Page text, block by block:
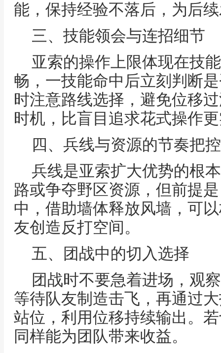
能，保持经验不落后，为后
三、技能领会与连招细节
亚索的操作上限体现在技
畅，一技能命中后立刻判断
时注意路线选择，避免位移
时机，比盲目追求花式操作
四、兵线与资源的节奏把控
兵线是亚索扩大优势的根
路或争夺野区资源，但前提
中，借助墙体释放风墙，可
友创造反打空间。
五、团战中的切入选择
团战时不要急着进场，观
等待队友制造击飞，再通过
站位，利用位移持续输出。
同样能为团队带来收益。